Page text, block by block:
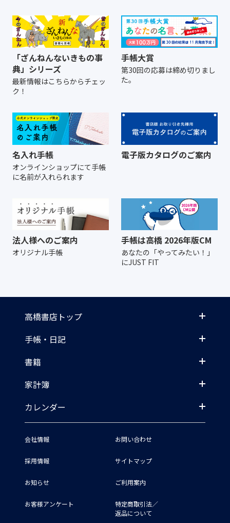
「ざんねんないきもの事
典」シリーズ
最新情報はこちらからチェッ
ク！
手帳大賞
第30回の応募は締め切りまし
た。
名入れ手帳
オンラインショップにて手帳
に名前が入れられます
電子版カタログのご案内
法人様へのご案内
オリジナル手帳
手帳は高橋 2026年版CM
あなたの「やってみたい！」
にJUST FIT
高橋書店トップ
手帳・日記
書籍
家計簿
カレンダー
会社情報
採用情報
お知らせ
お客様アンケート
お問い合わせ
サイトマップ
ご利用案内
特定商取引法／
返品について